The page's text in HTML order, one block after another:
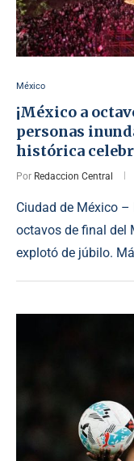
México
¡México a
personas
histórica
Por Redaccion Central
Ciudad de México
octavos de final del
explotó de júbilo.